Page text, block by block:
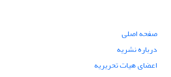
صفحه اصلی
درباره نشریه
اعضای هیات تحریریه